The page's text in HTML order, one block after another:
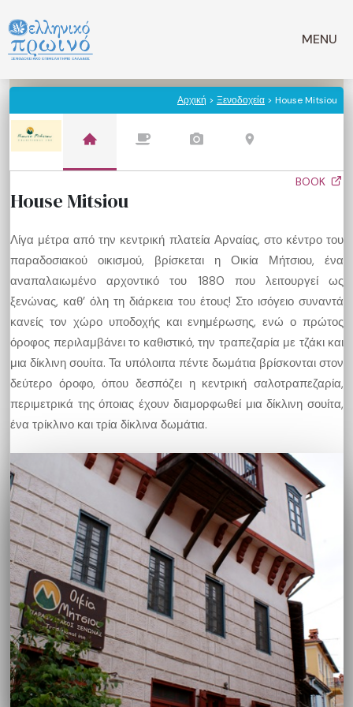
σε
περιεχόμενο
MENU
Αρχική > Ξενοδοχεία > House Mitsiou
BOOK
House Mitsiou
Λίγα μέτρα από την κεντρική πλατεία Αρναίας, στο κέντρο του
παραδοσιακού οικισμού, βρίσκεται η Οικία Μήτσιου, ένα
αναπαλαιωμένο αρχοντικό του 1880 που λειτουργεί ως
ξενώνας, καθ’ όλη τη διάρκεια του έτους! Στο ισόγειο συναντά
κανείς τον χώρο υποδοχής και ενημέρωσης, ενώ ο πρώτος
όροφος περιλαμβάνει το καθιστικό, την τραπεζαρία με τζάκι και
μια δίκλινη σουίτα. Τα υπόλοιπα πέντε δωμάτια βρίσκονται στον
δεύτερο όροφο, όπου δεσπόζει η κεντρική σαλοτραπεζαρία,
περιμετρικά της όποιας έχουν διαμορφωθεί μια δίκλινη σουίτα,
ένα τρίκλινο και τρία δίκλινα δωμάτια.